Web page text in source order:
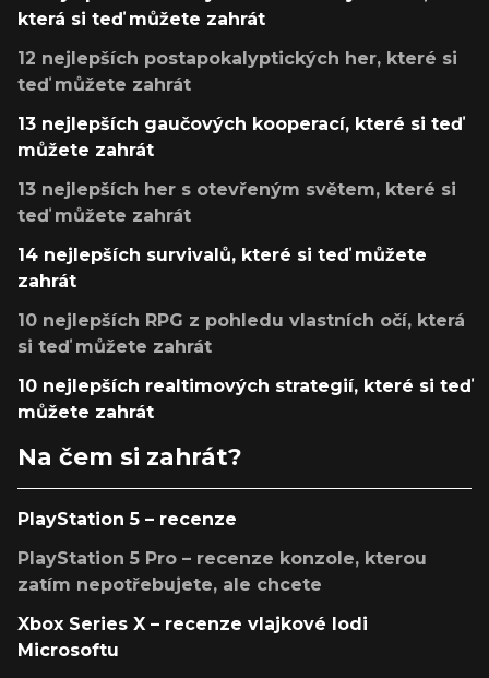
která si teď můžete zahrát
12 nejlepších postapokalyptických her, které si
teď můžete zahrát
13 nejlepších gaučových kooperací, které si teď
můžete zahrát
13 nejlepších her s otevřeným světem, které si
teď můžete zahrát
14 nejlepších survivalů, které si teď můžete
zahrát
10 nejlepších RPG z pohledu vlastních očí, která
si teď můžete zahrát
10 nejlepších realtimových strategií, které si teď
můžete zahrát
Na čem si zahrát?
PlayStation 5 – recenze
PlayStation 5 Pro – recenze konzole, kterou
zatím nepotřebujete, ale chcete
Xbox Series X – recenze vlajkové lodi
Microsoftu